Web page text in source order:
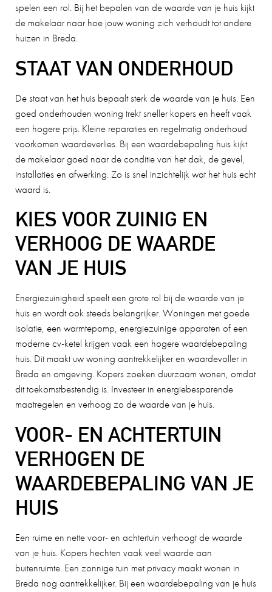
spelen een rol. Bij het bepalen van de waarde van je huis kijkt
de makelaar naar hoe jouw woning zich verhoudt tot andere
huizen in Breda.
STAAT VAN ONDERHOUD
De staat van het huis bepaalt sterk de waarde van je huis. Een
goed onderhouden woning trekt sneller kopers en heeft vaak
een hogere prijs. Kleine reparaties en regelmatig onderhoud
voorkomen waardeverlies. Bij een waardebepaling huis kijkt
de makelaar goed naar de conditie van het dak, de gevel,
installaties en afwerking. Zo is snel inzichtelijk wat het huis echt
waard is.
KIES VOOR ZUINIG EN
VERHOOG DE WAARDE
VAN JE HUIS
Energiezuinigheid speelt een grote rol bij de waarde van je
huis en wordt ook steeds belangrijker. Woningen met goede
isolatie, een warmtepomp, energiezuinige apparaten of een
moderne cv-ketel krijgen vaak een hogere waardebepaling
huis. Dit maakt uw woning aantrekkelijker en waardevoller in
Breda en omgeving. Kopers zoeken duurzaam wonen, omdat
dit toekomstbestendig is. Investeer in energiebesparende
maatregelen en verhoog zo de waarde van je huis.
VOOR- EN ACHTERTUIN
VERHOGEN DE
WAARDEBEPALING VAN JE
HUIS
Een ruime en nette voor- en achtertuin verhoogt de waarde
van je huis. Kopers hechten vaak veel waarde aan
buitenruimte. Een zonnige tuin met privacy maakt wonen in
Breda nog aantrekkelijker. Bij een waardebepaling van je huis